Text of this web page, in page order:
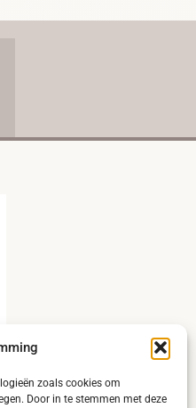
zoals cookies om
Door in te stemmen met deze